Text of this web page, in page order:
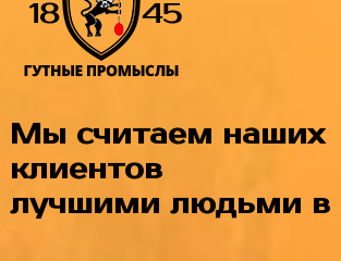
Мы считаем наших
клиентов
лучшими людьми в